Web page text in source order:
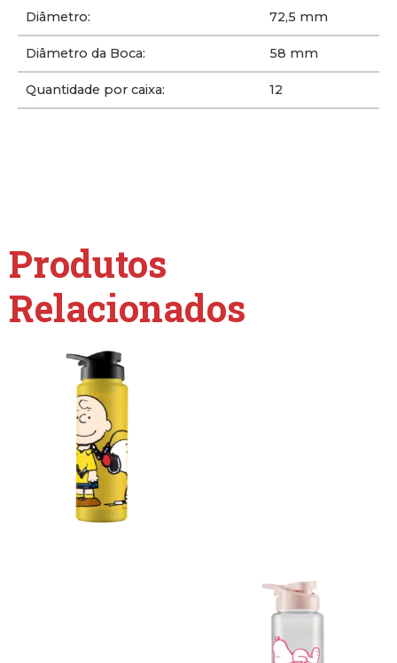
Diâmetro: 72,5 mm
Diâmetro da Boca: 58 mm
Quantidade por caixa: 12
Produtos
Relacionados